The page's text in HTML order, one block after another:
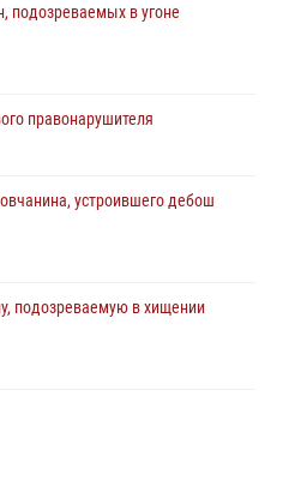
подозреваемых в угоне
правонарушителя
устроившего дебош
подозреваемую в хищении